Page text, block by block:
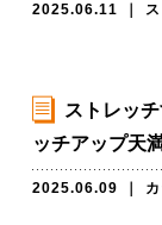
2025.06.11
ストレッ
ッチアップ天
2025.06.09